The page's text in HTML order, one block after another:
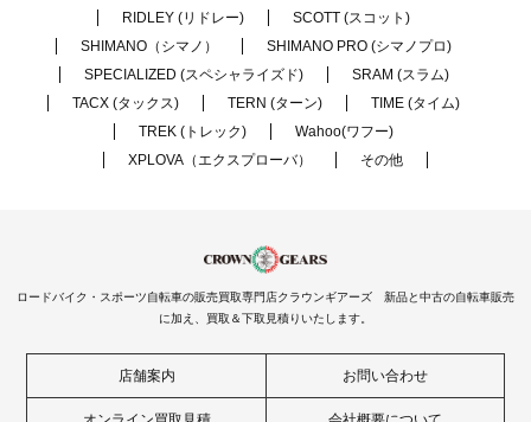
RIDLEY (リドレー)
SCOTT (スコット)
SHIMANO（シマノ）
SHIMANO PRO (シマノプロ)
SPECIALIZED (スペシャライズド)
SRAM (スラム)
TACX (タックス)
TERN (ターン)
TIME (タイム)
TREK (トレック)
Wahoo(ワフー)
XPLOVA（エクスプローバ）
その他
ロードバイク・スポーツ自転車の販売買取専門店クラウンギアーズ 新品と中古の自転車販売
に加え、買取＆下取見積りいたします。
店舗案内 お問い合わせ